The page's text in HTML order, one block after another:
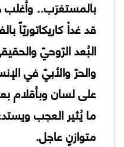
بالمستغرَب.. وأغلب
قد غداْ
البُعد الرّوحيّ
والحرّ والأبيّ في
على لسان وبأقلام
ما يُثير العجب
متوازنٍ عاجل.